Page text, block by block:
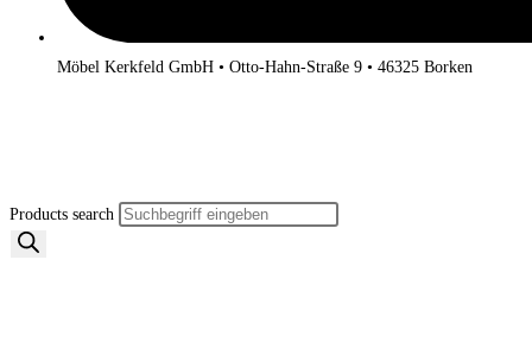
Möbel Kerkfeld GmbH • Otto-Hahn-Straße 9 • 46325 Borken
Products search